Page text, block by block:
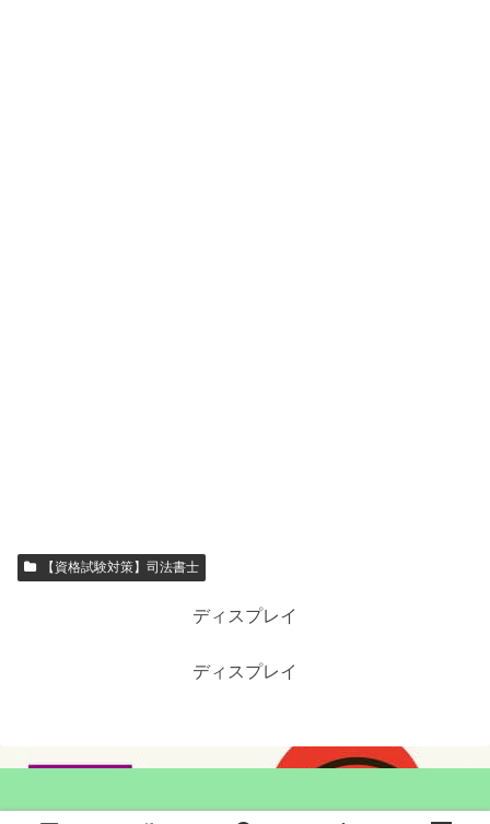
【資格試験対策】司法書士
ディスプレイ
ディスプレイ